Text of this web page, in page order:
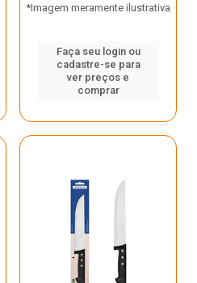
*Imagem meramente ilustrativa
Faça seu login ou
cadastre-se para
ver preços e
comprar